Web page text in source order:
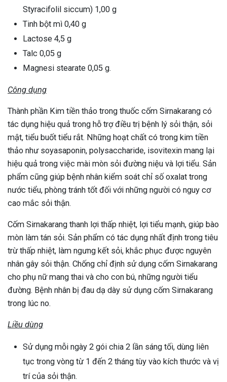
Styracifolil siccum) 1,00 g
Tinh bột mì 0,40 g
Lactose 4,5 g
Talc 0,05 g
Magnesi stearate 0,05 g.
Công dụng
Thành phần Kim tiền thảo trong thuốc cốm Sirnakarang có
tác dụng hiệu quả trong hỗ trợ điều trị bệnh lý sỏi thận, sỏi
mật, tiểu buốt tiểu rắt. Những hoạt chất có trong kim tiền
thảo như soyasaponin, polysaccharide, isovitexin mang lại
hiệu quả trong việc mài mòn sỏi đường niệu và lợi tiểu. Sản
phẩm cũng giúp bệnh nhân kiểm soát chỉ số oxalat trong
nước tiểu, phòng tránh tốt đối với những người có nguy cơ
cao mắc sỏi thận.
Cốm Sirnakarang thanh lợi thấp nhiệt, lợi tiểu mạnh, giúp bào
mòn làm tán sỏi. Sản phẩm có tác dụng nhất định trong tiêu
trừ thấp nhiệt, làm ngưng kết sỏi, khắc phục được nguyên
nhân gây sỏi thận. Chống chỉ định sử dụng cốm Sirnakarang
cho phụ nữ mang thai và cho con bú, những người tiểu
đường. Bệnh nhân bị đau dạ dày sử dụng cốm Sirnakarang
trong lúc no.
Liều dùng
Sử dụng mỗi ngày 2 gói chia 2 lần sáng tối, dùng liên
tục trong vòng từ 1 đến 2 tháng tùy vào kích thước và vị
trí của sỏi thận.